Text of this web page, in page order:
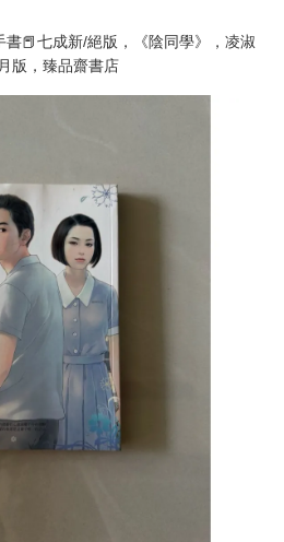
書📕七成新/絕版，《陰同學》，凌淑
版，臻品齋書店